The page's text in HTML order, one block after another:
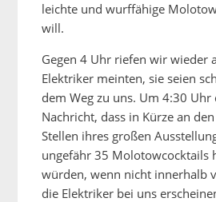
leichte und wurffähige
will.
Gegen 4 Uhr riefen wir wieder
Elektriker meinten, sie seien
dem Weg zu uns. Um 4:30 Uhr
Nachricht, dass in Kürze an
Stellen ihres großen
ungefähr 35 Molotowcocktails
würden, wenn nicht innerhalb
die Elektriker bei uns